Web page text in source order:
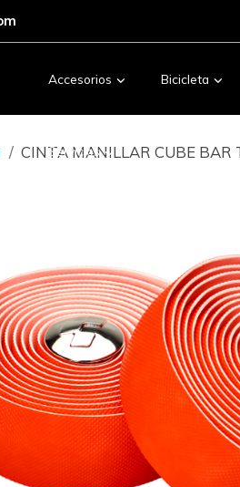
Accesorios Bicicleta
Servicios
CINTA MANILLAR CUBE